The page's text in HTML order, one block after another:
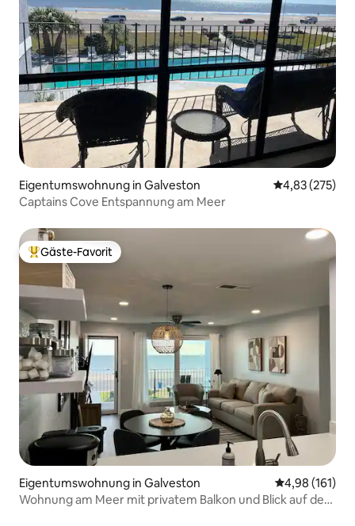
Eigentumswohnung in Galveston
4,83 (275)
Captains Cove Entspannung am Meer
Beliebter Gäste-Favorit.
Gäste-Favorit
Eigentumswohnung in Galveston
4,98 (161)
Wohnung am Meer mit privatem Balkon und Blick auf den